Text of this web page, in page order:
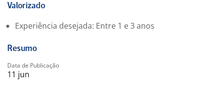
Valorizado
Experiência desejada: Entre 1 e 3 anos
Resumo
Data de Publicação
11 jun